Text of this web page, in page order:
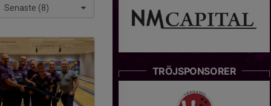
Senaste (8)
TRÖJSPONSORER